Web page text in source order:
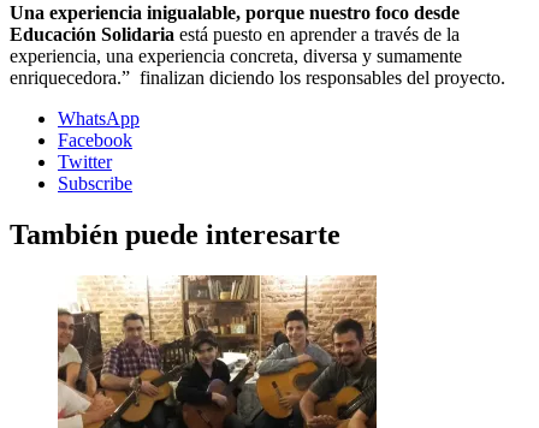
Una experiencia inigualable, porque nuestro foco desde
Educación Solidaria está puesto en aprender a través de la
experiencia, una experiencia concreta, diversa y sumamente
enriquecedora.” finalizan diciendo los responsables del proyecto.
WhatsApp
Facebook
Twitter
Subscribe
También puede interesarte